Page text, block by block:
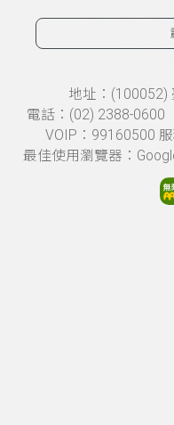
頁尾資訊地址：(100052)
電話：(02) 2388-
VOIP：99160500
最佳使用瀏覽器：